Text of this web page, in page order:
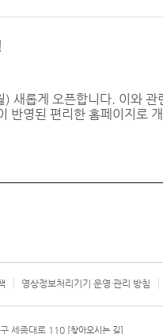
) 새롭게 오픈합니다. 이와
반영된 편리한 홈페이지로
영상정보처리기기 운영·관리 방침
세종대로 110 [찾아오시는 길]